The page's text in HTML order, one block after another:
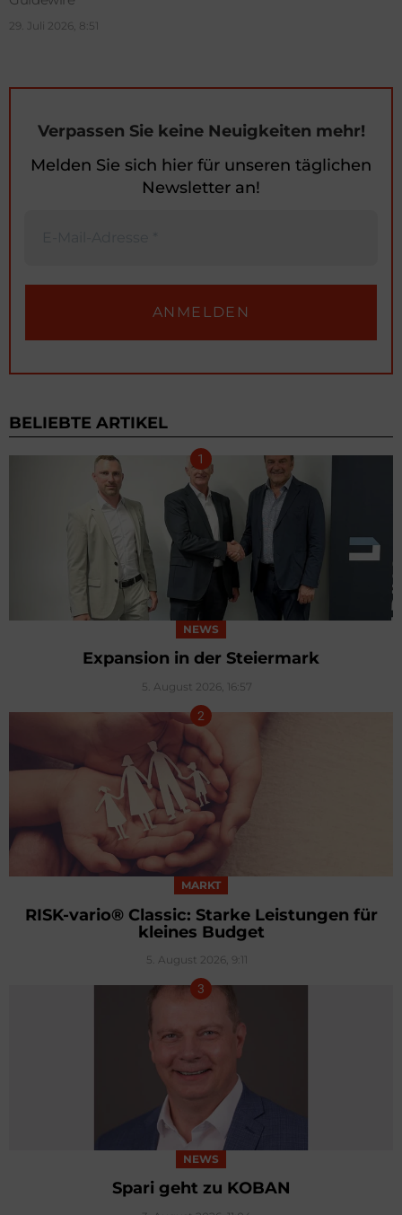
29. Juli 2026, 8:51
Verpassen Sie keine Neuigkeiten mehr!
Melden Sie sich hier für unseren täglichen
Newsletter an!
BELIEBTE ARTIKEL
NEWS
Expansion in der Steiermark
5. August 2026, 16:57
MARKT
RISK-vario® Classic: Starke Leistungen für
kleines Budget
5. August 2026, 9:11
NEWS
Spari geht zu KOBAN